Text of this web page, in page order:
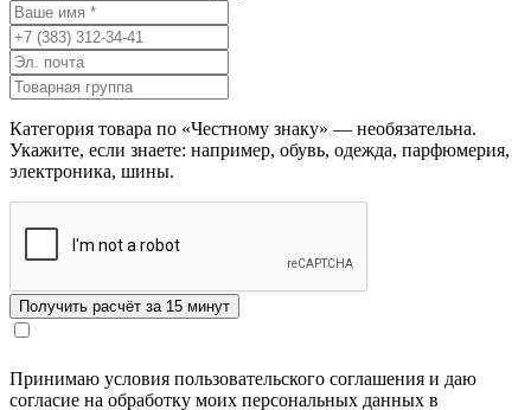
Категория товара по «Честному знаку» — необязательна.
Укажите, если знаете: например, обувь, одежда, парфюмерия,
электроника, шины.
Принимаю условия пользовательского соглашения и даю
согласие на обработку моих персональных данных в